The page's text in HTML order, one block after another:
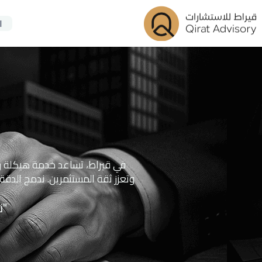
في قيراط، تساعد خدمة هيكلة
وتعزز ثقة المستثمرين. ندمج